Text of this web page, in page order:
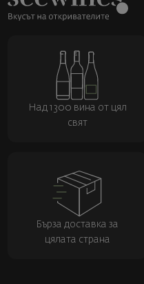
Над 1300 вина от цял
свят
Бърза доставка за
цялата страна